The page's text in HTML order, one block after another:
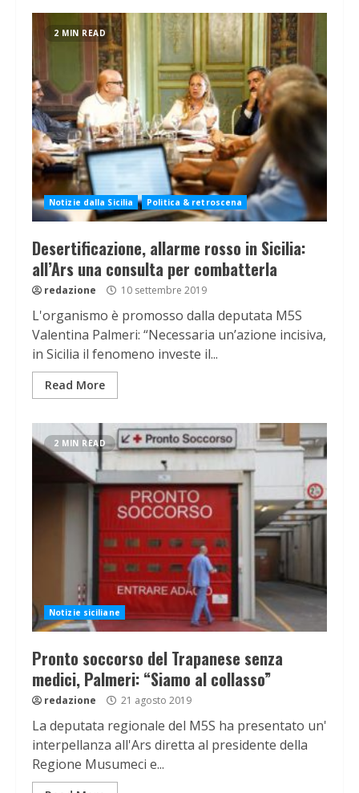
2 MIN READ
Notizie dalla Sicilia Politica & retroscena
Desertificazione, allarme rosso in Sicilia:
all’Ars una consulta per combatterla
redazione 10 settembre 2019
L'organismo è promosso dalla deputata M5S
Valentina Palmeri: “Necessaria un’azione incisiva,
in Sicilia il fenomeno investe il...
Read More
2 MIN READ
Notizie siciliane
Pronto soccorso del Trapanese senza
medici, Palmeri: “Siamo al collasso”
redazione 21 agosto 2019
La deputata regionale del M5S ha presentato un'
interpellanza all'Ars diretta al presidente della
Regione Musumeci e...